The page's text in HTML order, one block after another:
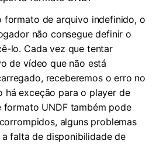
dispositivos e GPUs
mais recentes.
formato de arquivo indefinido, o
não consegue definir o
lo. Cada vez que tentar
de vídeo que não está
receberemos o erro no
há exceção para o player de
formato UNDF também pode
alguns problemas
falta de disponibilidade de